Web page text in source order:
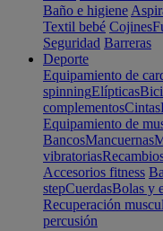
Baño e higiene
Textil bebé Cojines
Seguridad Barreras
Deporte
Equipamiento de
spinningElípticas
complementosCintas
Equipamiento de
BancosMancuernas
vibratorias
Accesorios fitness
stepCuerdasBolas y
Recuperación
percusión